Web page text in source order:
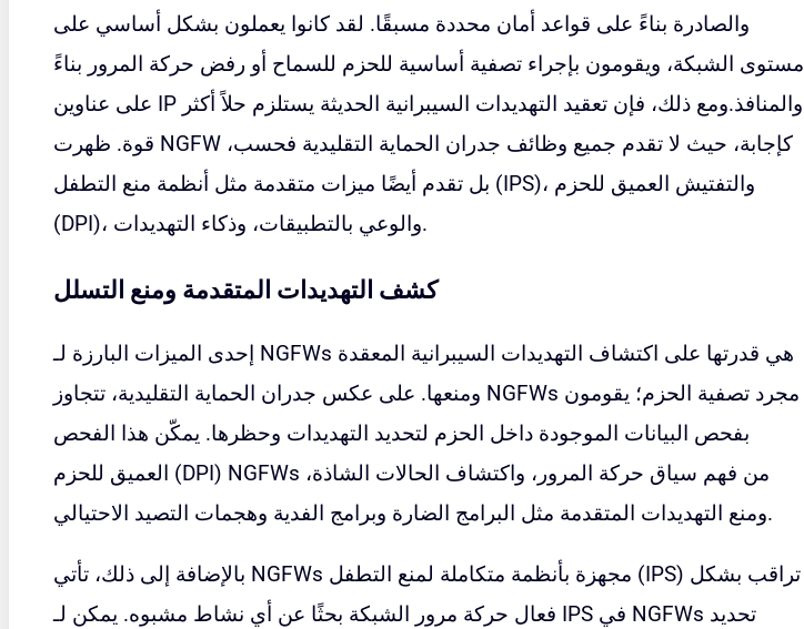
والصادرة بناءً على قواعد أمان محددة مسبقًا. لقد كانوا يعملون بشكل أساسي على
مستوى الشبكة، ويقومون بإجراء تصفية أساسية للحزم للسماح أو رفض حركة المرور بناءً
على عناوين IP والمنافذ.ومع ذلك، فإن تعقيد التهديدات السيبرانية الحديثة يستلزم حلاً أكثر
قوة. ظهرت NGFW كإجابة، حيث لا تقدم جميع وظائف جدران الحماية التقليدية فحسب،
بل تقدم أيضًا ميزات متقدمة مثل أنظمة منع التطفل (IPS)، والتفتيش العميق للحزم
(DPI)، والوعي بالتطبيقات، وذكاء التهديدات.
كشف التهديدات المتقدمة ومنع التسلل
إحدى الميزات البارزة لـ NGFWs هي قدرتها على اكتشاف التهديدات السيبرانية المعقدة
ومنعها. على عكس جدران الحماية التقليدية، تتجاوز NGFWs مجرد تصفية الحزم؛ يقومون
بفحص البيانات الموجودة داخل الحزم لتحديد التهديدات وحظرها. يمكّن هذا الفحص
العميق للحزم (DPI) NGFWs من فهم سياق حركة المرور، واكتشاف الحالات الشاذة،
ومنع التهديدات المتقدمة مثل البرامج الضارة وبرامج الفدية وهجمات التصيد الاحتيالي.
بالإضافة إلى ذلك، تأتي NGFWs مجهزة بأنظمة متكاملة لمنع التطفل (IPS) تراقب بشكل
فعال حركة مرور الشبكة بحثًا عن أي نشاط مشبوه. يمكن لـ IPS في NGFWs تحديد